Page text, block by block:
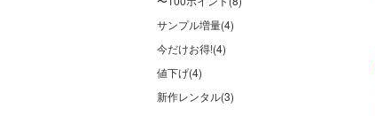
サンプル増量(4)
今だけお得!(4)
値下げ(4)
新作レンタル(3)